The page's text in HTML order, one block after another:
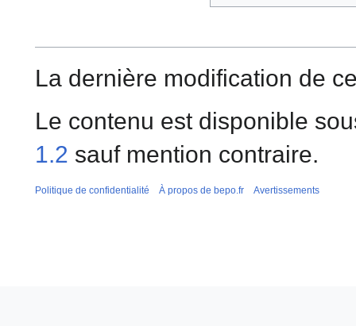
La dernière modification de
Le contenu est disponible
1.2 sauf mention contraire.
Politique de confidentialité À propos de bepo.fr Avertissements